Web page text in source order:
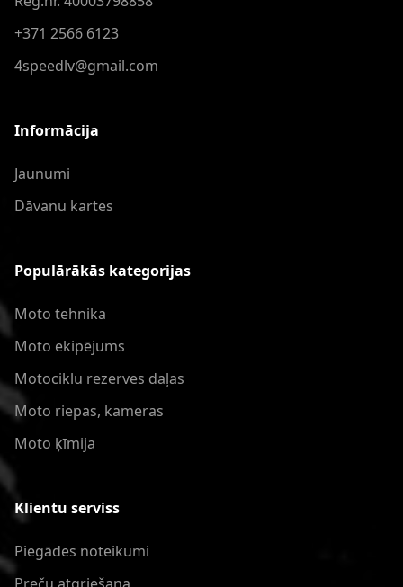
+371 2566 6123
4speedlv@gmail.com
Informācija
Jaunumi
Dāvanu kartes
Populārākās kategorijas
Moto tehnika
Moto ekipējums
Motociklu rezerves daļas
Moto riepas, kameras
Moto ķīmija
Klientu serviss
Piegādes noteikumi